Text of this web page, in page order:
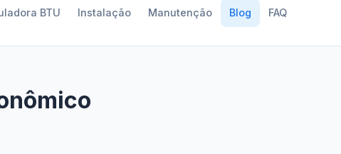
BTU Instalação Manutenção Blog FAQ